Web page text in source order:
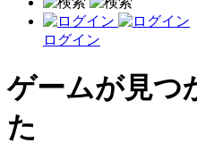
ログイン
ゲームが見つ
た